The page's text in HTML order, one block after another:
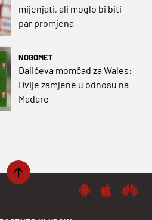
mijenjati, ali moglo bi biti
par promjena
NOGOMET
Dalićeva momčad za Wales:
Dvije zamjene u odnosu na
Mađare